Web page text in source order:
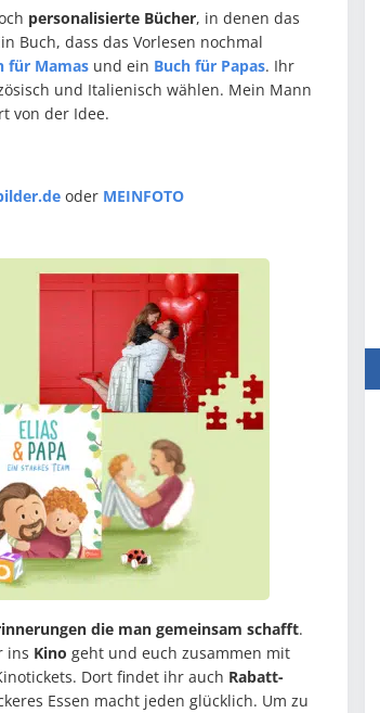
personalisierte Bücher, in denen das
Buch, dass das Vorlesen nochmal
für Mamas und ein Buch für Papas. Ihr
und Italienisch wählen. Mein Mann
von der Idee.
oder MEINFOTO
die man gemeinsam schafft.
ins Kino geht und euch zusammen mit
Dort findet ihr auch Rabatt-
Essen macht jeden glücklich. Um zu